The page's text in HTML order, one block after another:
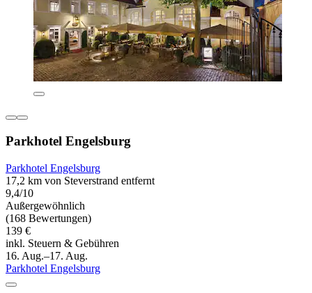
Parkhotel Engelsburg
Parkhotel Engelsburg
17,2 km von Steverstrand entfernt
9,4/10
Außergewöhnlich
(168 Bewertungen)
139 €
inkl. Steuern & Gebühren
16. Aug.–17. Aug.
Parkhotel Engelsburg